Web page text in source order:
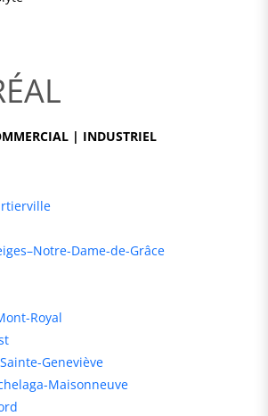
| INDUSTRIEL
Dame-de-Grâce
Royal
Geneviève
Maisonneuve